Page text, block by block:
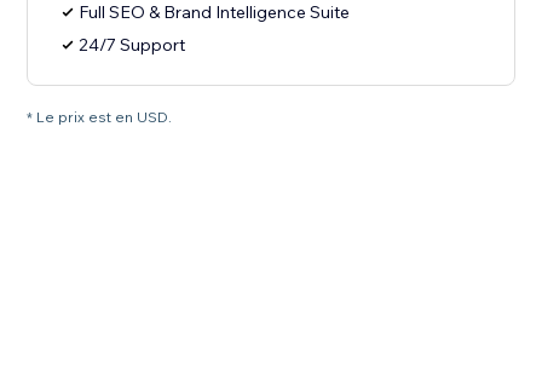
Full SEO & Brand Intelligence Suite
24/7 Support
* Le prix est en USD.